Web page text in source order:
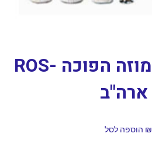
אוסמוזה הפוכה ROS-
₪ הוספה לסל